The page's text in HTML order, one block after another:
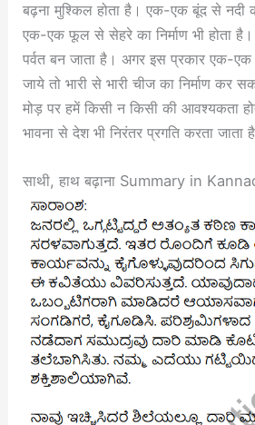
बढ़ना मुश्किल होता है। एक-एक बूंद से नदी का
एक-एक फूल से सेहरे का निर्माण भी होता
पर्वत बन जाता है। अगर इस प्रकार एक-
जाये तो भारी से भारी चीज का निर्माण
मोड़ पर हमें किसी न किसी की आवश्यकता
भावना से देश भी निरंतर प्रगति करता जाता
साथी, हाथ बढ़ाना Summary in